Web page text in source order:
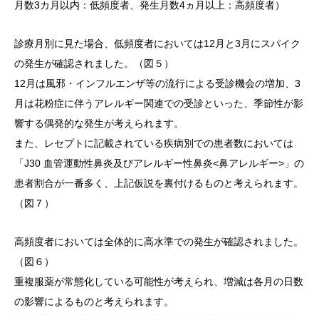
月数3カ月以内：低頻度者、発生月数4ヵ月以上：高頻度者）
診療月別に見た場合、低頻度者においては12月と3月にスパイク
の発生が確認されました。（図５）
12月は風邪・インフルエンザ等の流行による受診機会の増加、3
月は花粉症に伴うアレルギー関連での受診といった、季節性が影
響する偶発的な発生が考えられます。
また、レセプトに記載されている疾病別での患者数においては
「J30 血管運動性鼻炎及びアレルギー性鼻炎<鼻アレルギー>」の
患者割合が一番多く、上記仮説を裏付けるものと考えられます。
（図７）
高頻度者においては全体的に高水準での発生が確認されました。
（図６）
重複服薬が常態化している可能性が考えられ、増減は各月の日数
の影響によるものと考えられます。